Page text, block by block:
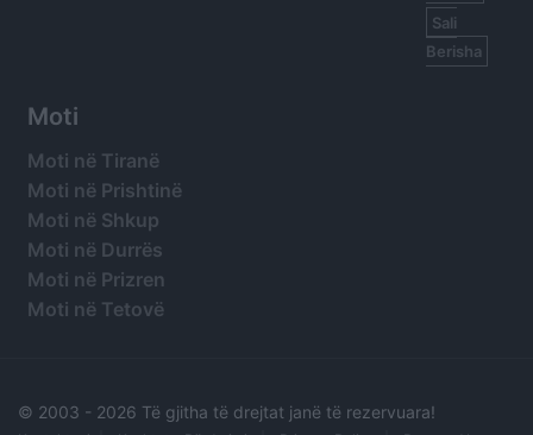
Sali
Berisha
Moti
Moti në Tiranë
Moti në Prishtinë
Moti në Shkup
Moti në Durrës
Moti në Prizren
Moti në Tetovë
© 2003 - 2026 Të gjitha të drejtat janë të rezervuara!